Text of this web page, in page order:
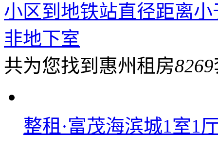
小区到地铁站直径距离小
非地下室
共为您找到惠州租房8269
整租·富茂海滨城1室1